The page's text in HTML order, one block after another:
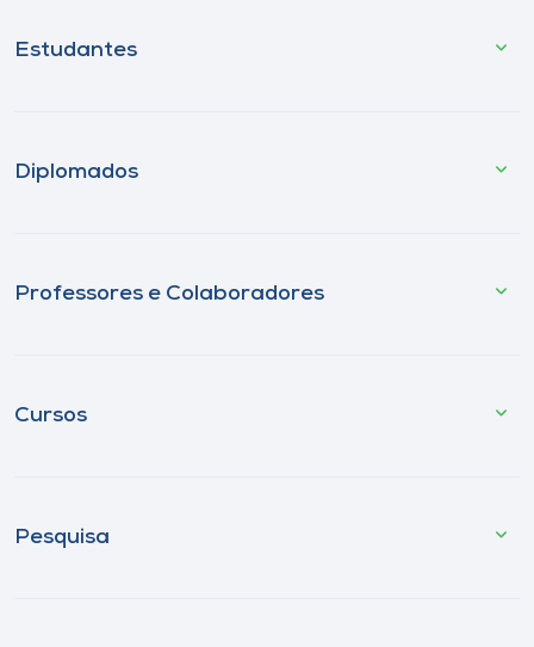
Estudantes
Diplomados
Professores e Colaboradores
Cursos
Pesquisa